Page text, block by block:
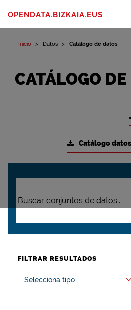
OPENDATA.BIZKAIA.EUS
Inicio Datos Catálogo de datos
CATÁLOGO
Catálogo
FILTRAR RESULTADOS
Selecciona tipo